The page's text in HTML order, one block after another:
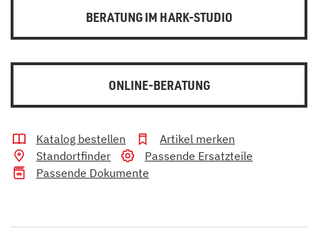
BERATUNG IM HARK-STUDIO
ONLINE-BERATUNG
Katalog bestellen
Artikel merken
Standortfinder
Passende Ersatzteile
Passende Dokumente